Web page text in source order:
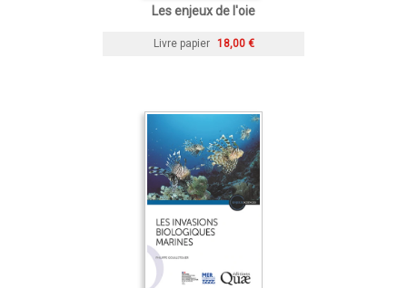
Les enjeux de l'oie
Livre papier 18,00 €